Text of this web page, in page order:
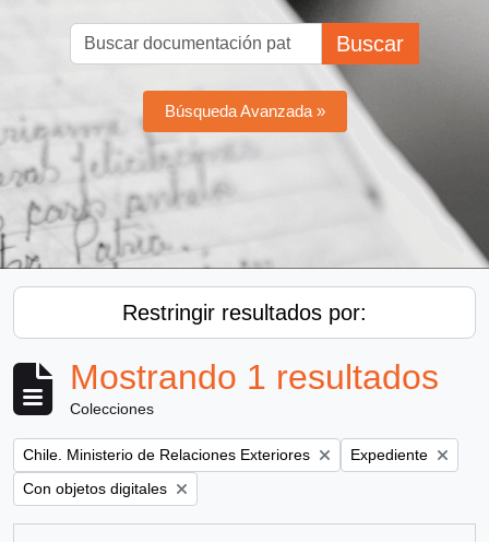
Buscar
Búsqueda Avanzada »
Restringir resultados por:
Mostrando 1 resultados
Colecciones
Remove filter:
Chile. Ministerio de Relaciones Exteriores Remove filter:
Expediente
Remove filter:
Con objetos digitales